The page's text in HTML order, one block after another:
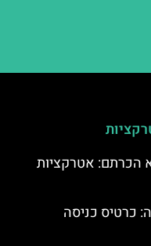
הכרתם: אטרקציות
כרטיס כניסה